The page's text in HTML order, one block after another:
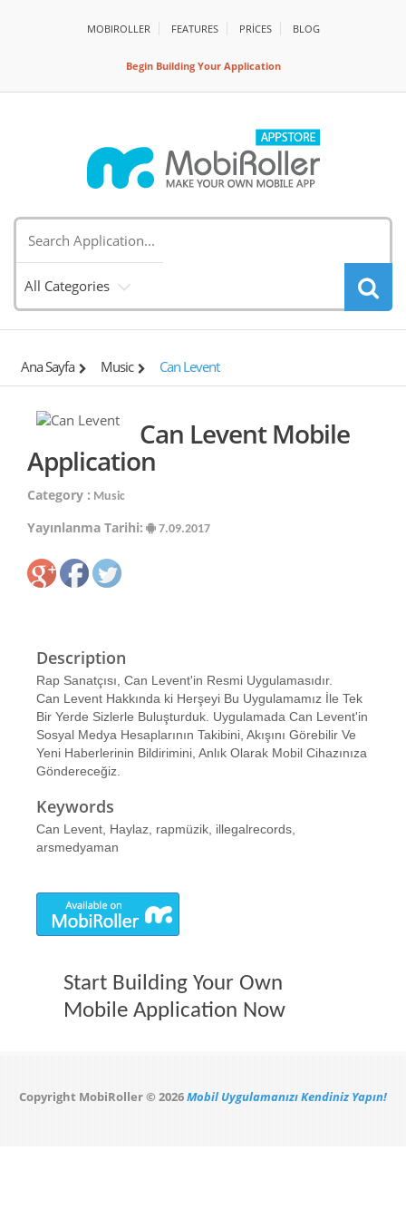
MOBIROLLER FEATURES PRİCES BLOG
Begin Building Your Application
All Categories
Ana Sayfa Music Can Levent
Can Levent Mobile
Application
Category : Music
Yayınlanma Tarihi: 7.09.2017
Description
Rap Sanatçısı, Can Levent'in Resmi Uygulamasıdır.
Can Levent Hakkında ki Herşeyi Bu Uygulamamız İle Tek
Bir Yerde Sizlerle Buluşturduk. Uygulamada Can Levent'in
Sosyal Medya Hesaplarının Takibini, Akışını Görebilir Ve
Yeni Haberlerinin Bildirimini, Anlık Olarak Mobil Cihazınıza
Göndereceğiz.
Keywords
Can Levent, Haylaz, rapmüzik, illegalrecords,
arsmedyaman
Start Building Your Own
Mobile Application Now
Copyright MobiRoller © 2026Mobil Uygulamanızı Kendiniz Yapın!